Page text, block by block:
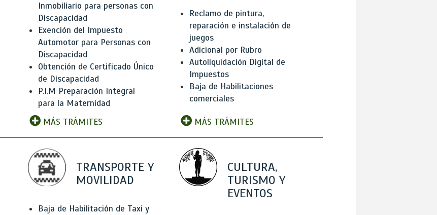
Inmobiliario para personas con
Discapacidad
Exención del Impuesto
Automotor para Personas con
Discapacidad
Obtención de Certificado Único
de Discapacidad
P.I.M Preparación Integral
para la Maternidad
MÁS TRÁMITES
Reclamo de pintura,
reparación e instalación de
juegos
Adicional por Rubro
Autoliquidación Digital de
Impuestos
Baja de Habilitaciones
comerciales
MÁS TRÁMITES
TRANSPORTE Y
MOVILIDAD
Baja de Habilitación de Taxi y
CULTURA,
TURISMO Y
EVENTOS